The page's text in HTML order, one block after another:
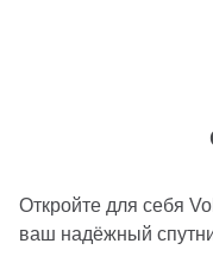
Откройте для себя
ваш надёжный